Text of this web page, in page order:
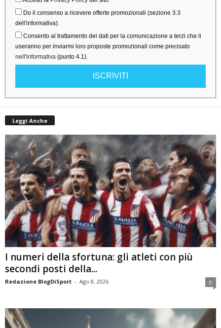
Do il consenso a ricevere offerte promozionali (sezione 3.3
dell'informativa).
Consento al trattamento dei dati per la comunicazione a terzi che li
useranno per inviarmi loro proposte promozionali come precisato
nell'informativa (punto 4.1).
ISCRIVITI
Leggi Anche
I numeri della sfortuna: gli atleti con più
secondi posti della...
Redazione BlogDiSport - Ago 8, 2026 0